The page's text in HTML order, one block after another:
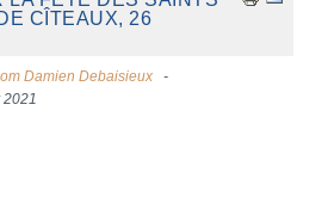
CÎTEAUX, 26
Damien Debaisieux